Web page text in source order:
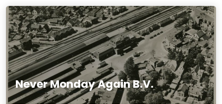
Never Monday Again B.V.